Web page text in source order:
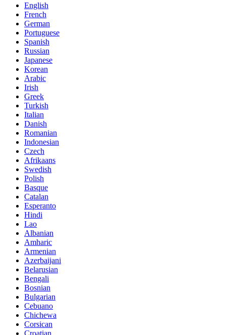
English
French
German
Portuguese
Spanish
Russian
Japanese
Korean
Arabic
Irish
Greek
Turkish
Italian
Danish
Romanian
Indonesian
Czech
Afrikaans
Swedish
Polish
Basque
Catalan
Esperanto
Hindi
Lao
Albanian
Amharic
Armenian
Azerbaijani
Belarusian
Bengali
Bosnian
Bulgarian
Cebuano
Chichewa
Corsican
Croatian